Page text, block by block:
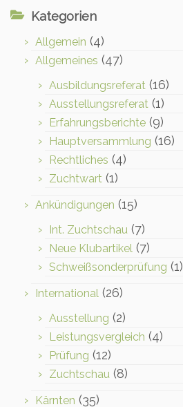
Kategorien
Allgemein (4)
Allgemeines (47)
Ausbildungsreferat (16)
Ausstellungsreferat (1)
Erfahrungsberichte (9)
Hauptversammlung (16)
Rechtliches (4)
Zuchtwart (1)
Ankündigungen (15)
Int. Zuchtschau (7)
Neue Klubartikel (7)
Schweißsonderprüfung (1)
International (26)
Ausstellung (2)
Leistungsvergleich (4)
Prüfung (12)
Zuchtschau (8)
Kärnten (35)